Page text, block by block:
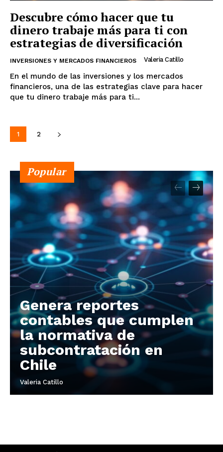
Descubre cómo hacer que tu
dinero trabaje más para ti con
estrategias de diversificación
INVERSIONES Y MERCADOS FINANCIEROS Valeria Catillo
En el mundo de las inversiones y los mercados
financieros, una de las estrategias clave para hacer
que tu dinero trabaje más para ti...
1 2
Popular
Genera reportes
contables que cumplen
la normativa de
subcontratación en
Chile
Valeria Catillo